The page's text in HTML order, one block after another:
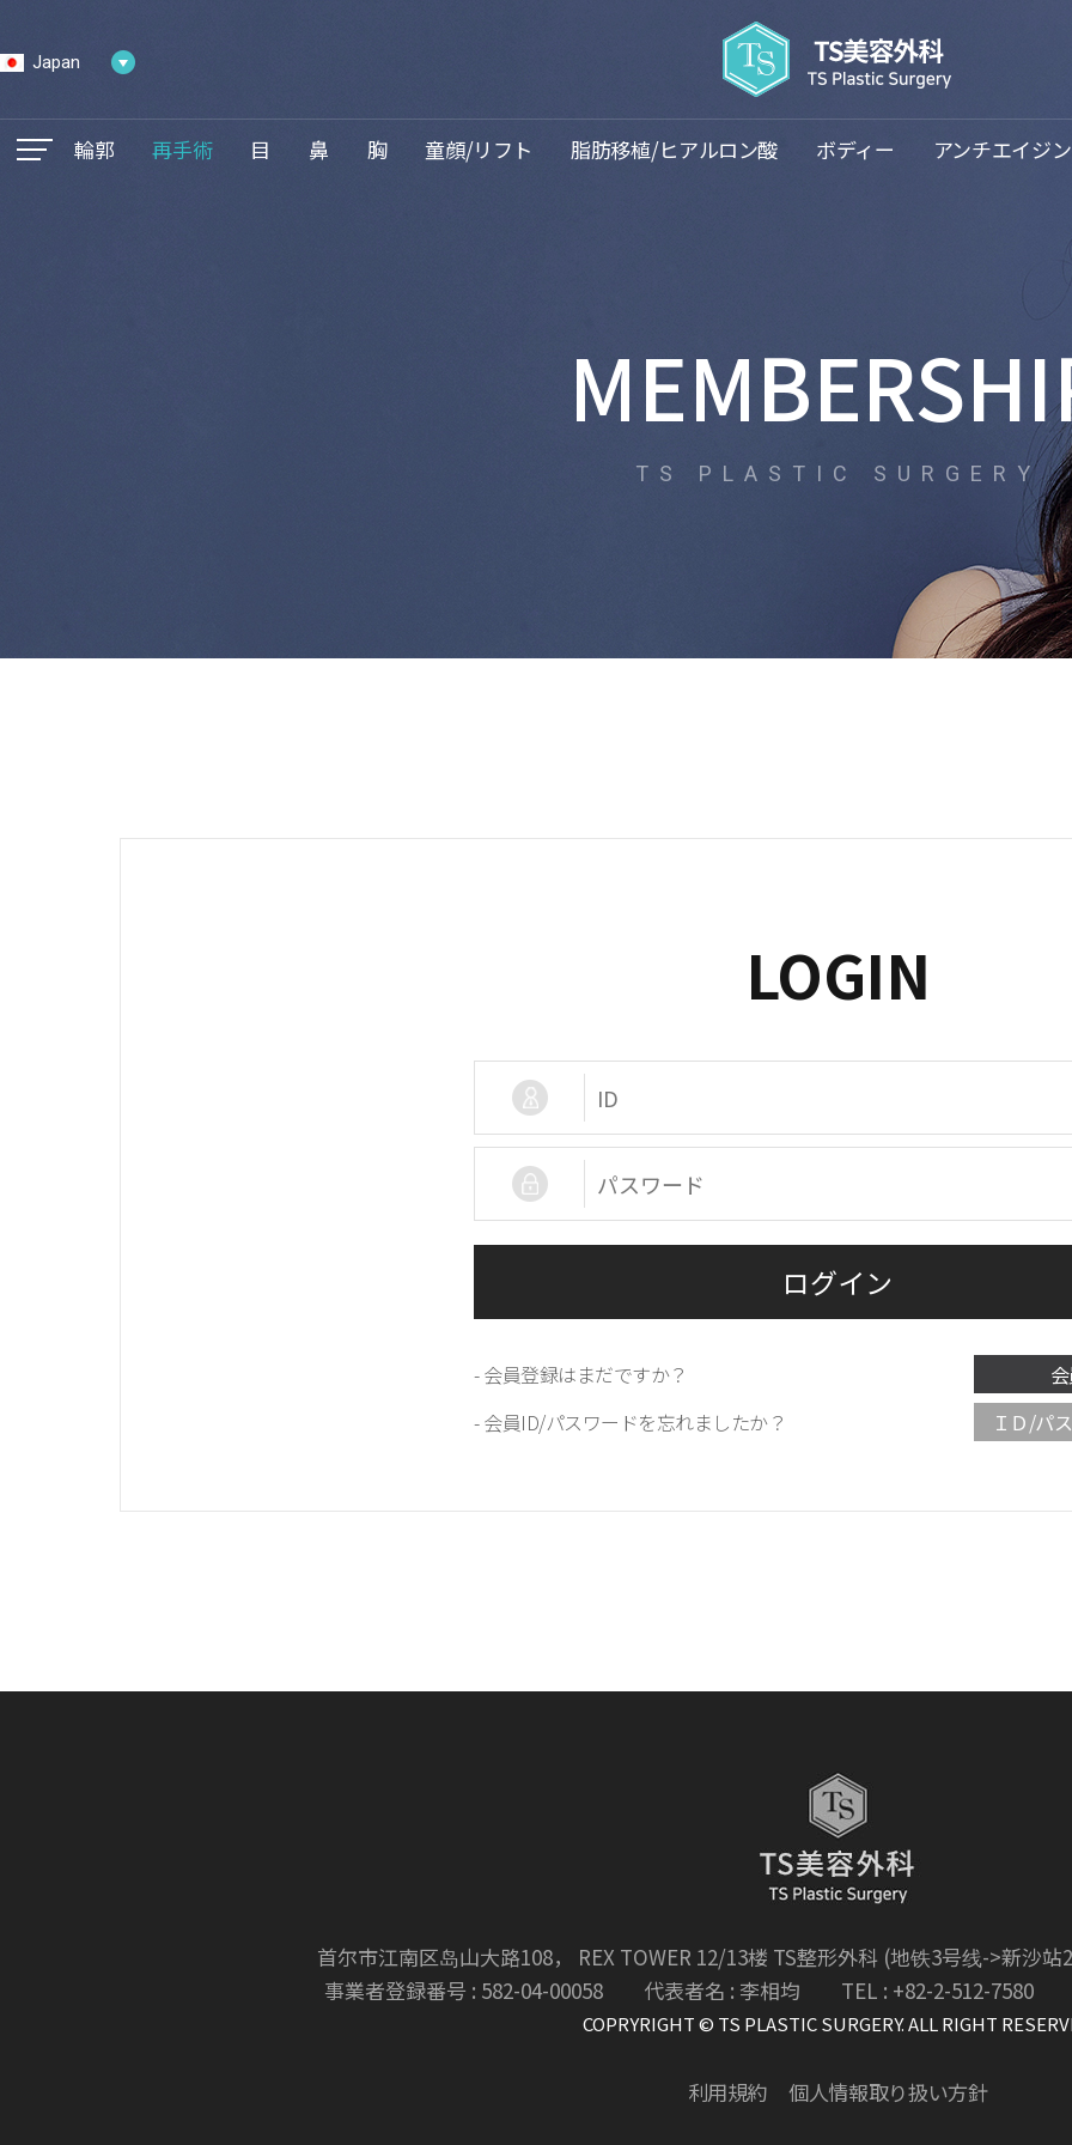
Japan
輪郭 再手術 目 鼻 胸 童顔/リフト 脂肪移植/ヒアルロン酸 ボディー アンチエイジ
TS PLASTIC SURGERY
LOGIN
- 会員登録はまだですか？
- 会員ID/パスワードを忘れましたか？
ＩＤ/パ
首尔市江南区岛山大路108， REX TOWER 12/13楼 TS整形外科 (地铁3号线->新沙
事業者登録番号 : 582-04-00058
代表者名 : 李相均 TEL : +82-2-512-7580
COPRYRIGHT © TS PLASTIC SURGERY. ALL RIGHT
利用規約 個人情報取り扱い方針